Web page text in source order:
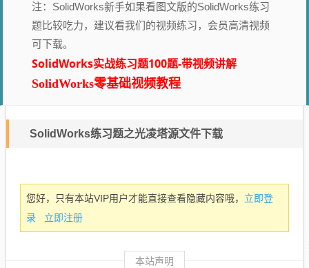
注：SolidWorks新手如果看图文版的SolidWorks练习
题比较吃力，建议看我们的视频练习，会员高清视频
可下载。
SolidWorks实战练习题100题-带视频讲解
SolidWorks零基础视频教程
SolidWorks练习题之光凌塔源文件下载
您好，只有本站VIP用户才能直接查看隐藏内容哦， 立即登
录
立即注册
本站声明